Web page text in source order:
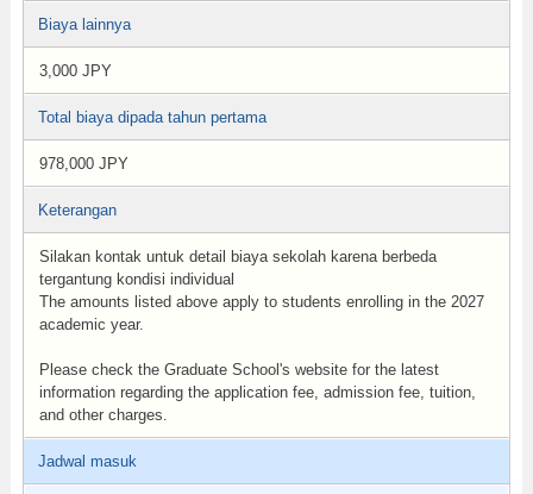
Biaya lainnya
3,000 JPY
Total biaya dipada tahun pertama
978,000 JPY
Keterangan
Silakan kontak untuk detail biaya sekolah karena berbeda
tergantung kondisi individual
The amounts listed above apply to students enrolling in the 2027
academic year.
Please check the Graduate School's website for the latest
information regarding the application fee, admission fee, tuition,
and other charges.
Jadwal masuk